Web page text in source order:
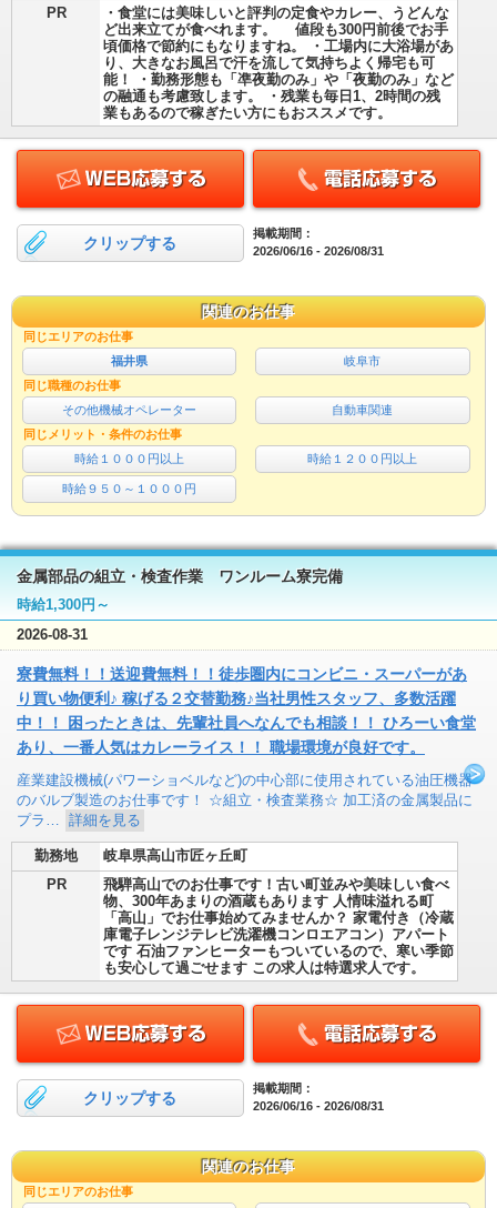
PR
・食堂には美味しいと評判の定食やカレー、うどんな
ど出来立てが食べれます。 値段も300円前後でお手
頃価格で節約にもなりますね。 ・工場内に大浴場があ
り、大きなお風呂で汗を流して気持ちよく帰宅も可
能！ ・勤務形態も「凖夜勤のみ」や「夜勤のみ」など
の融通も考慮致します。 ・残業も毎日1、2時間の残
業もあるので稼ぎたい方にもおススメです。
クリップする
掲載期間：
2026/06/16 - 2026/08/31
関連のお仕事
同じエリアのお仕事
福井県
岐阜市
同じ職種のお仕事
その他機械オペレーター
自動車関連
同じメリット・条件のお仕事
時給１０００円以上
時給１２００円以上
時給９５０～１０００円
金属部品の組立・検査作業 ワンルーム寮完備
時給1,300円～
2026-08-31
寮費無料！！送迎費無料！！徒歩圏内にコンビニ・スーパーがあ
り買い物便利♪ 稼げる２交替勤務♪当社男性スタッフ、多数活躍
中！！ 困ったときは、先輩社員へなんでも相談！！ ひろーい食堂
あり、一番人気はカレーライス！！ 職場環境が良好です。
産業建設機械(パワーショベルなど)の中心部に使用されている油圧機器
のバルブ製造のお仕事です！ ☆組立・検査業務☆ 加工済の金属製品に
プラ…
詳細を見る
勤務地
岐阜県高山市匠ヶ丘町
PR
飛騨高山でのお仕事です！古い町並みや美味しい食べ
物、300年あまりの酒蔵もあります 人情味溢れる町
「高山」でお仕事始めてみませんか？ 家電付き（冷蔵
庫電子レンジテレビ洗濯機コンロエアコン）アパート
です 石油ファンヒーターもついているので、寒い季節
も安心して過ごせます この求人は特選求人です。
クリップする
掲載期間：
2026/06/16 - 2026/08/31
関連のお仕事
同じエリアのお仕事